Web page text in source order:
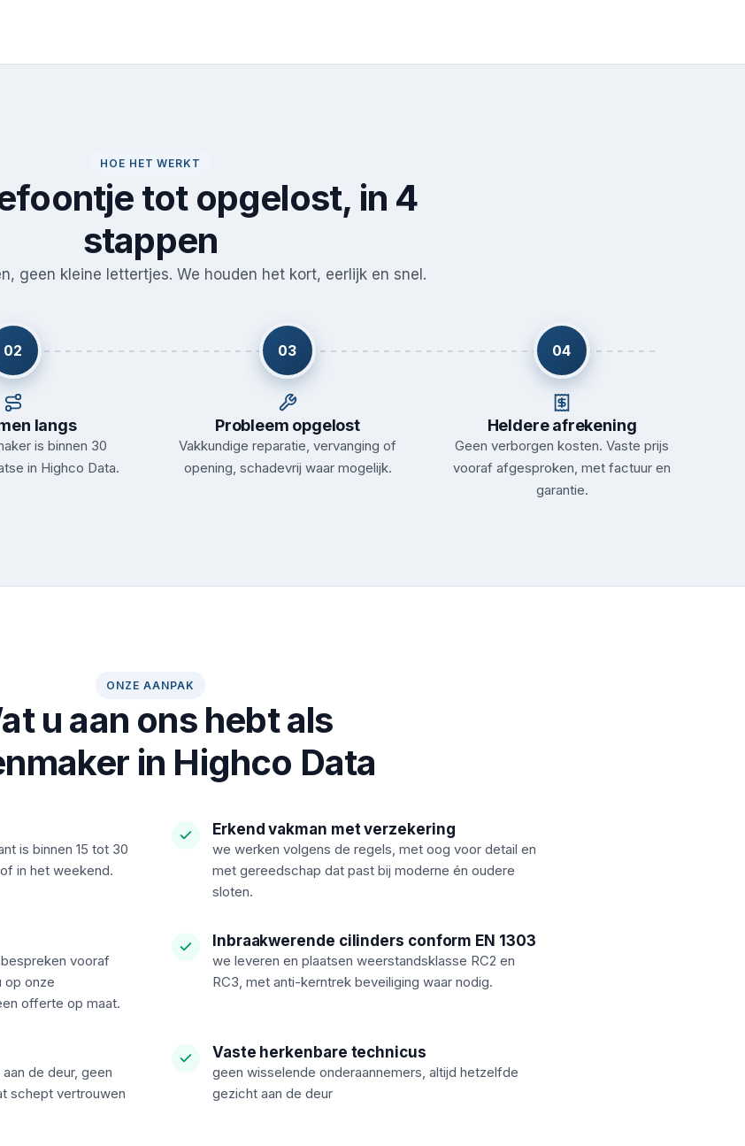
HOE HET WERKT
tot opgelost, in 4
stappen
geen kleine lettertjes. We houden het kort, eerlijk en snel.
02
langs
is binnen 30
in Highco Data.
03
Probleem opgelost
Vakkundige reparatie, vervanging of
opening, schadevrij waar mogelijk.
04
Heldere afrekening
Geen verborgen kosten. Vaste prijs
vooraf afgesproken, met factuur en
garantie.
ONZE AANPAK
u aan ons hebt als
in Highco Data
is binnen 15 tot 30
in het weekend.
Erkend vakman met verzekering
we werken volgens de regels, met oog voor detail en
met gereedschap dat past bij moderne én oudere
sloten.
vooraf
op onze
offerte op maat.
Inbraakwerende cilinders conform EN 1303
we leveren en plaatsen weerstandsklasse RC2 en
RC3, met anti-kerntrek beveiliging waar nodig.
de deur, geen
schept vertrouwen
Vaste herkenbare technicus
geen wisselende onderaannemers, altijd hetzelfde
gezicht aan de deur